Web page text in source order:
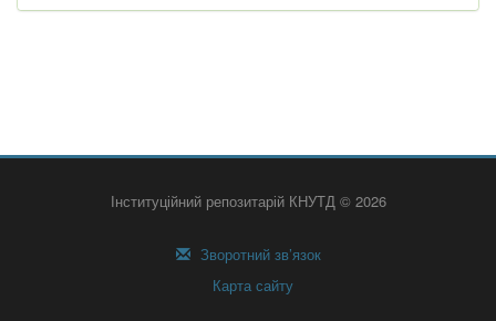
Інституційний репозитарій КНУТД © 2026
Зворотний зв’язок
Карта сайту